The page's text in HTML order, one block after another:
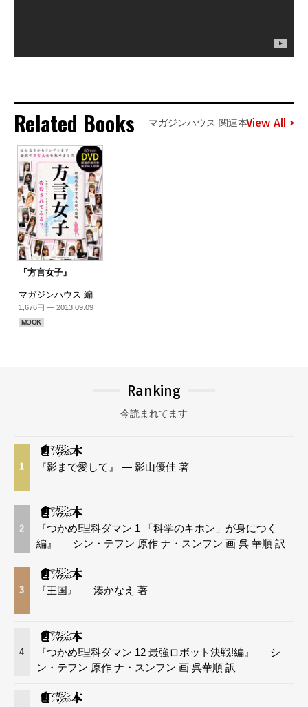
Related Books マガジンハウス 関連本View All
『方言女子』
マガジンハウス 編
1,676円 — 2013.09.09
MOOK
Ranking
今読まれてます
1 『影まで愛して』 — 影山優佳 著
2
『つかめ!理科ダマン 1 「科学のキホン」が身につく
編』 — シン・テフン 原作 ナ・スンフン 画 呉 華順 訳
3 『王国』 — 湊かなえ 著
4
『つかめ!理科ダマン 12 最強ロボット決戦!編』 — シ
ン・テフン 原作 ナ・スンフン 画 呉華順 訳